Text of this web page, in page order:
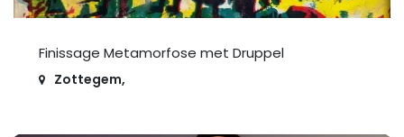
Finissage Metamorfose met Druppel
Zottegem,